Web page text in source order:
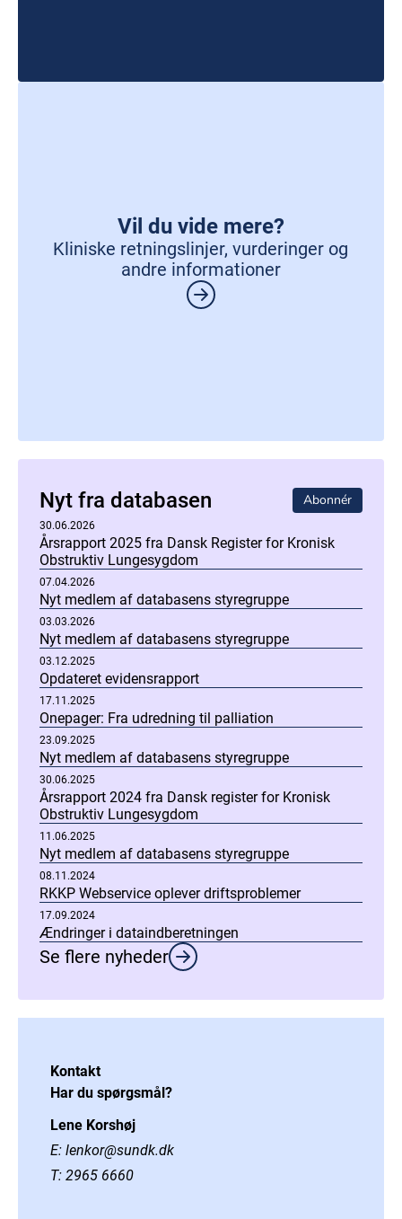
Vil du vide mere?
Kliniske retningslinjer, vurderinger og
andre informationer
Nyt fra databasen Abonnér
30.06.2026
Årsrapport 2025 fra Dansk Register for Kronisk
Obstruktiv Lungesygdom
07.04.2026
Nyt medlem af databasens styregruppe
03.03.2026
Nyt medlem af databasens styregruppe
03.12.2025
Opdateret evidensrapport
17.11.2025
Onepager: Fra udredning til palliation
23.09.2025
Nyt medlem af databasens styregruppe
30.06.2025
Årsrapport 2024 fra Dansk register for Kronisk
Obstruktiv Lungesygdom
11.06.2025
Nyt medlem af databasens styregruppe
08.11.2024
RKKP Webservice oplever driftsproblemer
17.09.2024
Ændringer i dataindberetningen
Se flere nyheder
Kontakt
Har du spørgsmål?
Lene Korshøj
E: lenkor@sundk.dk
T: 2965 6660